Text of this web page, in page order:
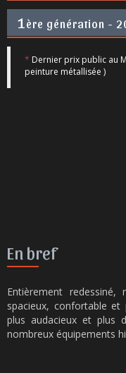
1 ère génération -
* Dernier prix public au
peinture métallisée )
En bref
Entièrement
spacieux, confortable
plus audacieux et plus
nombreux équipements